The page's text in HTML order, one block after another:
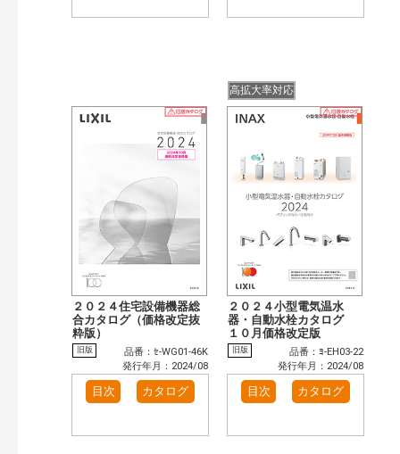
２０２４住宅設備機器総
合カタログ（価格改定抜
粋版）
旧版
品番：ｾ-WG01-46K
発行年月：2024/08
目次 カタログ
高拡大率対応
２０２４小型電気温水
器・自動水栓カタログ
１０月価格改定版
旧版
品番：ﾖ-EH03-22
発行年月：2024/08
目次 カタログ